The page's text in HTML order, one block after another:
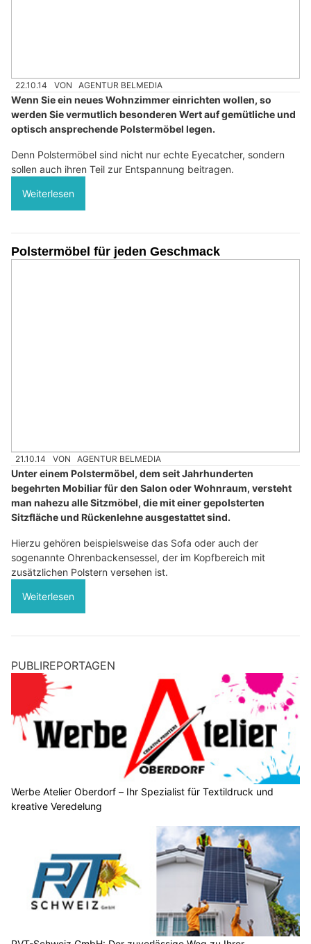
22.10.14 VON AGENTUR BELMEDIA
Wenn Sie ein neues Wohnzimmer einrichten wollen, so
werden Sie vermutlich besonderen Wert auf gemütliche und
optisch ansprechende Polstermöbel legen.
Denn Polstermöbel sind nicht nur echte Eyecatcher, sondern
sollen auch ihren Teil zur Entspannung beitragen.
Weiterlesen
Polstermöbel für jeden Geschmack
21.10.14 VON AGENTUR BELMEDIA
Unter einem Polstermöbel, dem seit Jahrhunderten
begehrten Mobiliar für den Salon oder Wohnraum, versteht
man nahezu alle Sitzmöbel, die mit einer gepolsterten
Sitzfläche und Rückenlehne ausgestattet sind.
Hierzu gehören beispielsweise das Sofa oder auch der
sogenannte Ohrenbackensessel, der im Kopfbereich mit
zusätzlichen Polstern versehen ist.
Weiterlesen
PUBLIREPORTAGEN
Werbe Atelier Oberdorf – Ihr Spezialist für Textildruck und
kreative Veredelung